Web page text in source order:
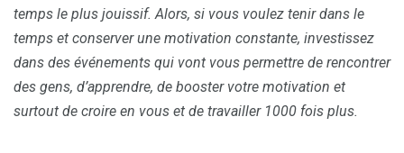
temps le plus jouissif. Alors, si vous voulez tenir dans le
temps et conserver une motivation constante, investissez
dans des événements qui vont vous permettre de rencontrer
des gens, d’apprendre, de booster votre motivation et
surtout de croire en vous et de travailler 1000 fois plus.